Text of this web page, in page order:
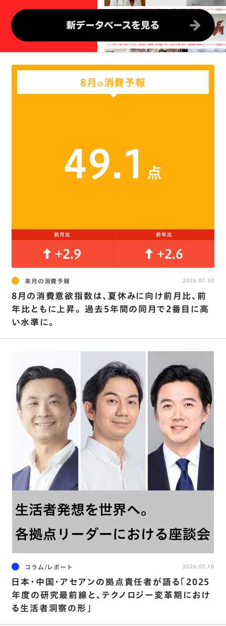
8月 の消費予報
49.1 点
前月比 前年比
+2.9 +2.6
来月の消費予報
8月の消費意欲指数は､夏休みに向け前月比､前
年比ともに上昇。 過去5年間の同月で2番目に高
い水準に。
2026.07.30
コラム/レポート
日本・中国・アセアンの拠点責任者が語る「2025
年度の研究最前線と、テクノロジー変革期におけ
る生活者洞察の形」
2026.07.10